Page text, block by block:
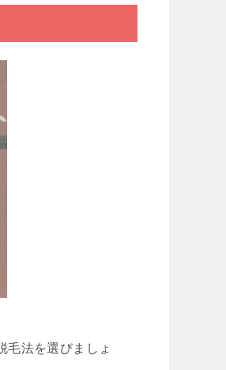
毛法を選びましょ